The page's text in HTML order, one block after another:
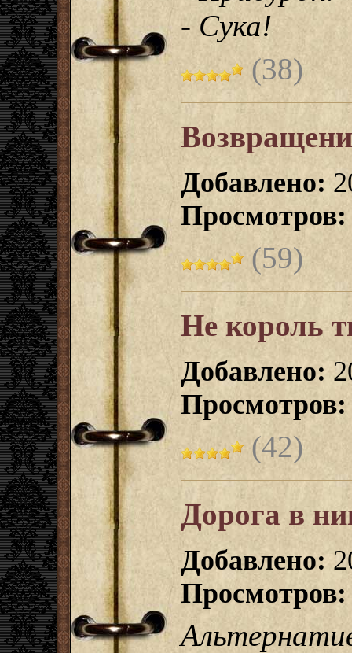
- Сука!
(38)
Добавлено:
Просмотров:
(59)
Не король
Добавлено:
Просмотров:
(42)
Дорога в
Добавлено:
Просмотров: